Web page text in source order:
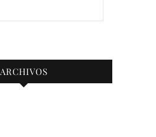
ARCHIVOS